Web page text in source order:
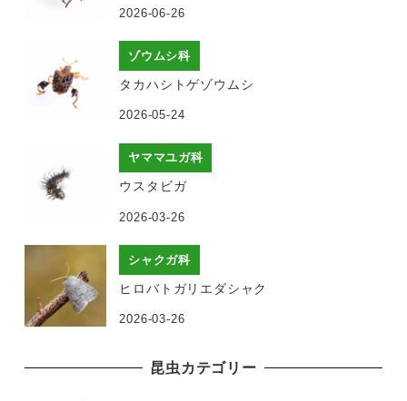
2026-06-26
ゾウムシ科
タカハシトゲゾウムシ
2026-05-24
ヤママユガ科
ウスタビガ
2026-03-26
シャクガ科
ヒロバトガリエダシャク
2026-03-26
昆虫カテゴリー